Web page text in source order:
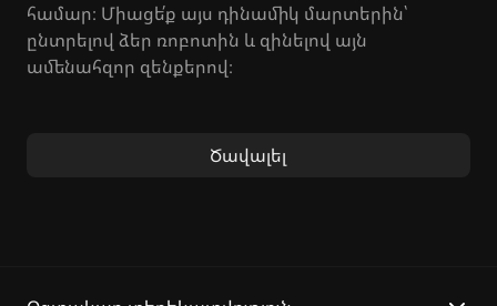
համար։ Միացե՛ք այս դինամիկ մարտերին՝
ընտրելով ձեր ռոբոտին և զինելով այն
ամենահզոր զենքերով։
կմասնակցեք թիմային մարտերի, որտեղ
կարևոր է ճիշտ մարտավարությունը։
Ծավալել